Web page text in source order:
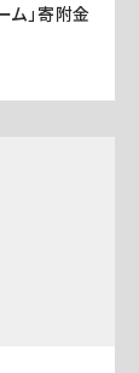
ム」寄附金